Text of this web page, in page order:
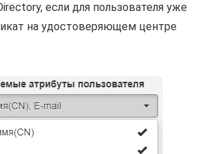
если для пользователя уже
на удостоверяющем центре